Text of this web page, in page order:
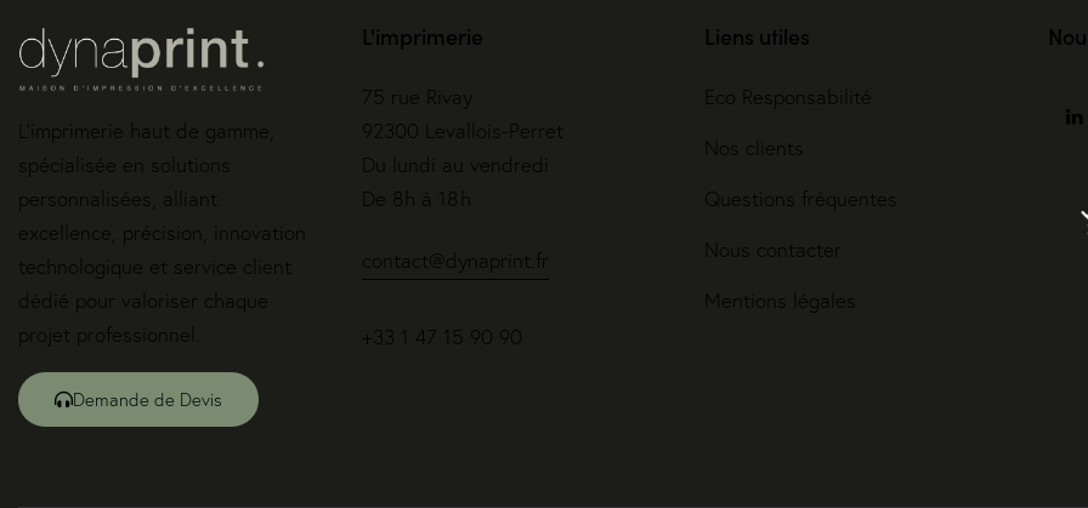
L’imprimerie haut de gamme,
spécialisée en solutions
personnalisées, alliant
excellence, précision, innovation
technologique et service client
dédié pour valoriser chaque
projet professionnel.
Demande de Devis
L'imprimerie
75 rue Rivay
92300 Levallois-Perret
Du lundi au vendredi
De 8h à 18h
contact@dynaprint.fr
+33 1 47 15 90 90
Liens utiles
Eco Responsabilité
Nos clients
Questions fréquentes
Nous contacter
Mentions légales